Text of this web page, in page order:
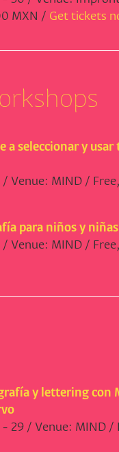
MXN / Get tickets
a seleccionar y
Venue: MIND /
para niños y
Venue: MIND /
y lettering con
29 / Venue: MIND /